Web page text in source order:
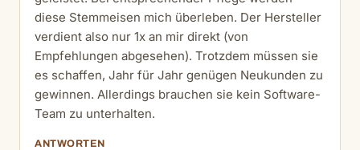
diese Stemmeisen mich überleben. Der Hersteller
verdient also nur 1x an mir direkt (von
Empfehlungen abgesehen). Trotzdem müssen sie
es schaffen, Jahr für Jahr genügen Neukunden zu
gewinnen. Allerdings brauchen sie kein Software-
Team zu unterhalten.
ANTWORTEN